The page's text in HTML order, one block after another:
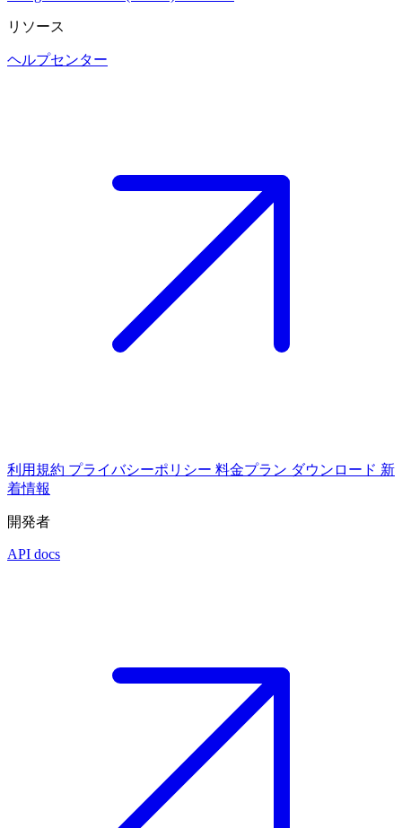
リソース
ヘルプセンター
利用規約 プライバシーポリシー 料金プラン ダウンロード 新
着情報
開発者
API docs